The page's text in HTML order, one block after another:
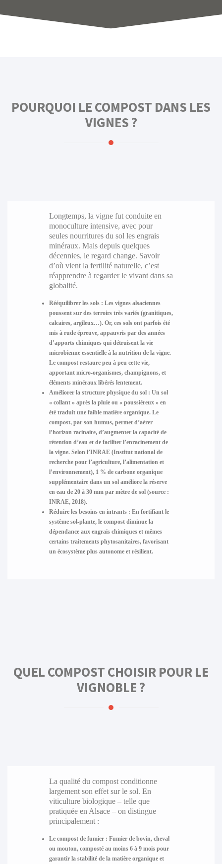
POURQUOI LE COMPOST DANS LES
VIGNES ?
Longtemps, la vigne fut conduite en
monoculture intensive, avec pour
seules nourritures du sol les engrais
minéraux. Mais depuis quelques
décennies, le regard change. Savoir
d’où vient la fertilité naturelle, c’est
réapprendre à regarder le vivant dans sa
globalité.
Rééquilibrer les sols: Les vignes alsaciennes
poussent sur des terroirs très variés (granitiques,
calcaires, argileux…). Or, ces sols ont parfois été
mis à rude épreuve, appauvris par des années
d’apports chimiques qui détruisent la vie
microbienne essentielle à la nutrition de la vigne.
Le compost restaure peu à peu cette vie,
apportant micro-organismes, champignons, et
éléments minéraux libérés lentement.
Améliorer la structure physique du sol: Un sol
« collant » après la pluie ou « poussiéreux » en
été traduit une faible matière organique. Le
compost, par son humus, permet d’aérer
l’horizon racinaire, d’augmenter la capacité de
rétention d’eau et de faciliter l’enracinement de
la vigne. Selon l’INRAE (Institut national de
recherche pour l’agriculture, l’alimentation et
l’environnement), 1 % de carbone organique
supplémentaire dans un sol améliore la réserve
en eau de 20 à 30 mm par mètre de sol (source :
INRAE, 2018).
Réduire les besoins en intrants: En fortifiant le
système sol-plante, le compost diminue la
dépendance aux engrais chimiques et mêmes
certains traitements phytosanitaires, favorisant
un écosystème plus autonome et résilient.
QUEL COMPOST CHOISIR POUR LE
VIGNOBLE ?
La qualité du compost conditionne
largement son effet sur le sol. En
viticulture biologique – telle que
pratiquée en Alsace – on distingue
principalement :
Le compost de fumier: Fumier de bovin, cheval
ou mouton, composté au moins 6 à 9 mois pour
garantir la stabilité de la matière organique et